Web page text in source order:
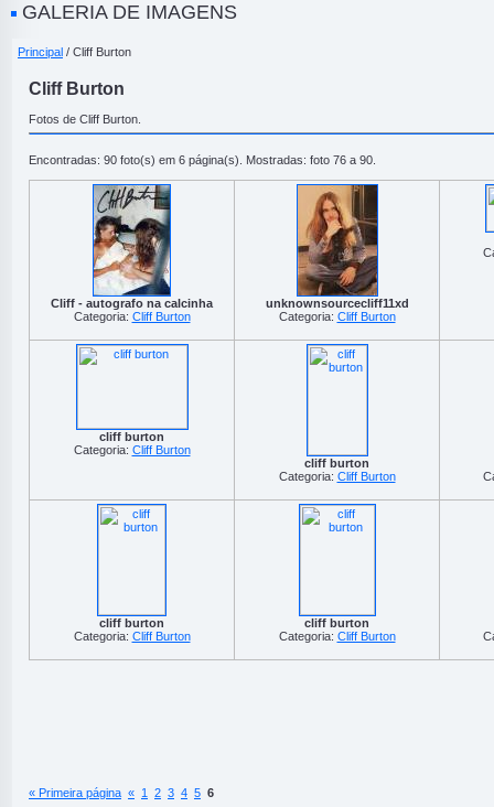
GALERIA DE IMAGENS
Principal / Cliff Burton
Cliff Burton
Fotos de Cliff Burton.
Encontradas: 90 foto(s) em 6 página(s). Mostradas: foto 76 a 90.
Cliff - autografo na calcinha
Categoria: Cliff Burton
unknownsourcecliff11xd
Categoria: Cliff Burton
cliff burton
Categoria: Cliff Burton
cliff burton
Categoria: Cliff Burton
cliff burton
Categoria: Cliff Burton
cliff burton
Categoria: Cliff Burton
« Primeira página « 1 2 3 4 5 6